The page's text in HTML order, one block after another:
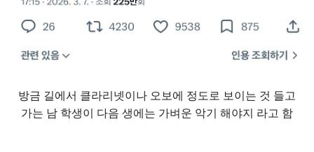
방금 길에서 클라리넷이나 오보에 정도로 보이는 것 들고
가는 남 학생이 다음 생에는 가벼운 악기 해야지 라고 함